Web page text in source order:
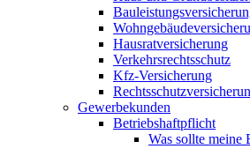
Hausratversicherung
Verkehrsrechtsschutz
Kfz-Versicherung
Gewerbekunden
Betriebshaftpflicht
Was sollte meine